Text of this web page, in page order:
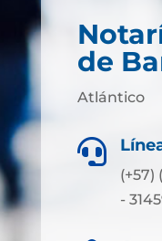
de
Atlántico

(+57)
-